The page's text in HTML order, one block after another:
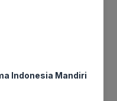
Indonesia Mandiri